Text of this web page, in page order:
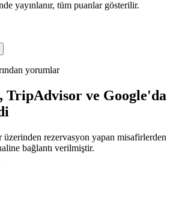
yayınlanır, tüm puanlar gösterilir.
yorumlar
TripAdvisor ve Google'da
rezervasyon yapan misafirlerden
bağlantı verilmiştir.